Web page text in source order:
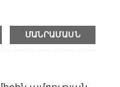
անջրանցիկ
ինչը
հարվածների
ՄԱՆՐԱՄԱՍՆ